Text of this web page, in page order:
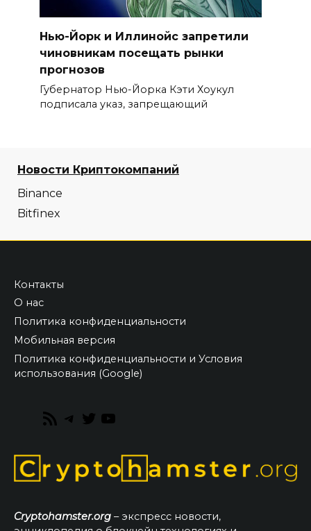
Нью-Йорк и Иллинойс запретили
чиновникам посещать рынки
прогнозов
Губернатор Нью-Йорка Кэти Хоукул
подписала указ, запрещающий
Новости Криптокомпаний
Binance
Bitfinex
Контакты
О нас
Политика конфиденциальности
Мобильная версия
Политика конфиденциальности и Условия
использования (Google)
RSS
Telegram
Twitter
Cryptohamster.org – экспресс новости,